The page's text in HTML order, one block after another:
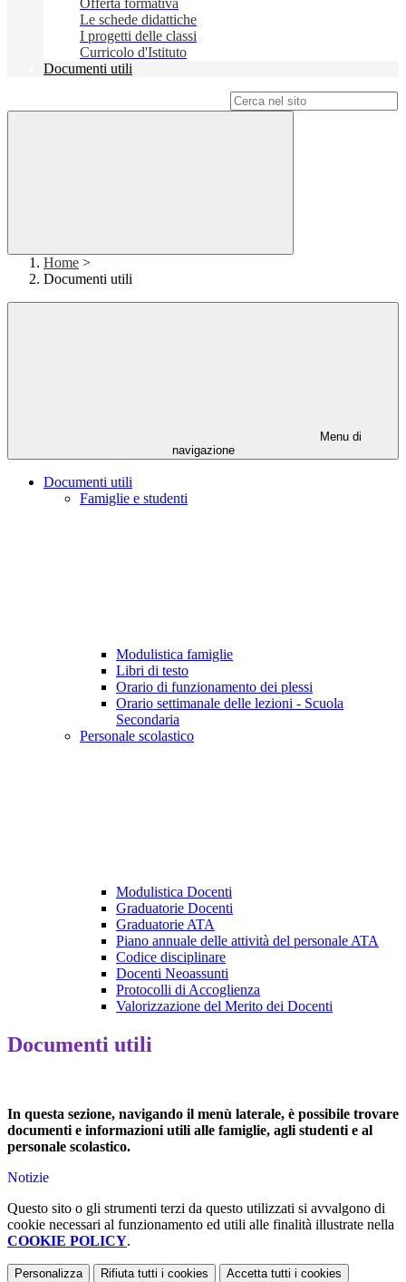
Offerta formativa
Le schede didattiche
I progetti delle classi
Curricolo d'Istituto
Documenti utili
Home >
Documenti utili
Menu di
navigazione
Documenti utili
Famiglie e studenti
Modulistica famiglie
Libri di testo
Orario di funzionamento dei plessi
Orario settimanale delle lezioni - Scuola
Secondaria
Personale scolastico
Modulistica Docenti
Graduatorie Docenti
Graduatorie ATA
Piano annuale delle attività del personale ATA
Codice disciplinare
Docenti Neoassunti
Protocolli di Accoglienza
Valorizzazione del Merito dei Docenti
Documenti utili
In questa sezione, navigando il menù laterale, è possibile trovare
documenti e informazioni utili alle famiglie, agli studenti e al
personale scolastico.
Notizie
Questo sito o gli strumenti terzi da questo utilizzati si avvalgono di
cookie necessari al funzionamento ed utili alle finalità illustrate nella
COOKIE POLICY.
Personalizza Rifiuta tutti i cookies Accetta tutti i cookies